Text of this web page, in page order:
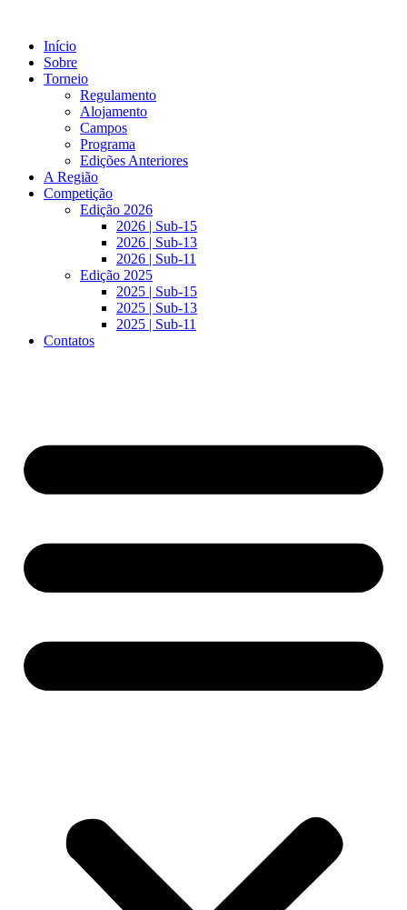
conteúdo
Início
Sobre
Torneio
Regulamento
Alojamento
Campos
Programa
Edições Anteriores
A Região
Competição
Edição 2026
2026 | Sub-15
2026 | Sub-13
2026 | Sub-11
Edição 2025
2025 | Sub-15
2025 | Sub-13
2025 | Sub-11
Contatos